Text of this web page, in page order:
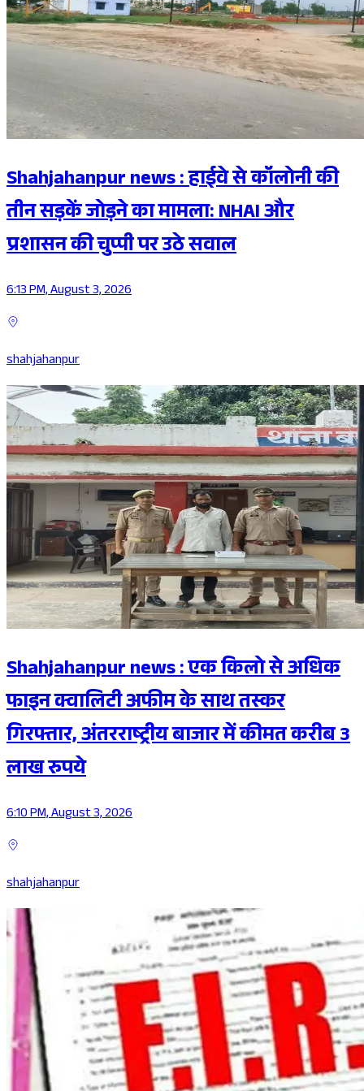
Shahjahanpur news : हाईवे से कॉलोनी की
तीन सड़कें जोड़ने का मामला: NHAI और
प्रशासन की चुप्पी पर उठे सवाल
6:13 PM, August 3, 2026
shahjahanpur
Shahjahanpur news : एक किलो से अधिक
फाइन क्वालिटी अफीम के साथ तस्कर
गिरफ्तार, अंतरराष्ट्रीय बाजार में कीमत करीब 3
लाख रुपये
6:10 PM, August 3, 2026
shahjahanpur